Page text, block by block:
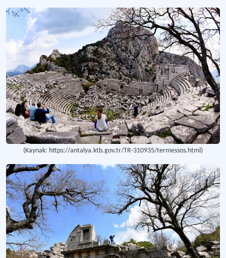
(Kaynak: https://antalya.ktb.gov.tr/TR-310935/termessos.html)